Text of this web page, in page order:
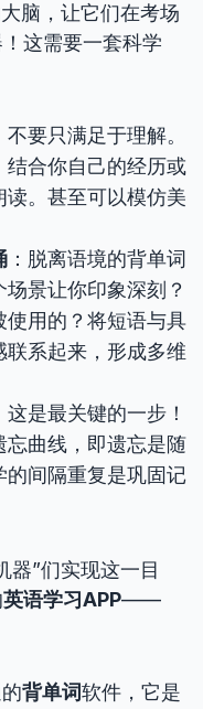
脑，让它们在考场
这需要一套科学
不要只满足于理解。
合你自己的经历或
。甚至可以模仿美
：脱离语境的背单词
景让你印象深刻？
用的？将短语与具
系起来，形成多维
这是最关键的一步！
忘曲线，即遗忘是随
间隔重复是巩固记
器”们实现这一目
英语学习APP——
背单词软件，它是